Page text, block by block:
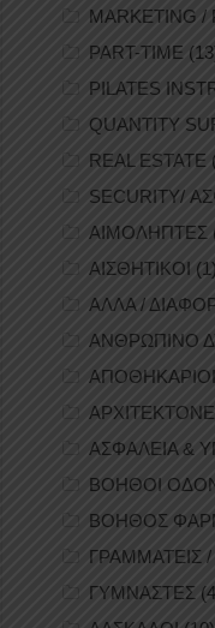
MARKETING
PART-TIME
PILATES
QUANTITY
REAL ESTATE
SECURITY/
ΑΙΜΟΛΗΠΤΕΣ
ΑΙΣΘΗΤΙΚΟΙ (1)
ΑΛΛΑ /
ΑΝΘΡΩΠΙΝΟ
ΑΠΟΘΗΚΑΡΙΟΙ
ΑΣΦΑΛΕΙΑ &
ΒΟΗΘΟΙ
ΒΟΗΘΟΣ
ΓΡΑΜΜΑΤΕΙΣ /
ΓΥΜΝΑΣΤΕΣ